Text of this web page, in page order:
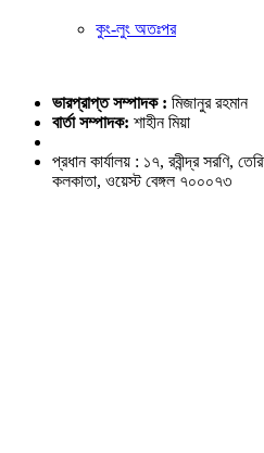
কুং-লুং অতঃপর
ভারপ্রাপ্ত সম্পাদক : মিজানুর রহমান
বার্তা সম্পাদক: শাহীন মিয়া
প্রধান কার্যালয় : ১৭, রবীন্দ্র সরণি,
কলকাতা, ওয়েস্ট বেঙ্গল ৭০০০৭৩